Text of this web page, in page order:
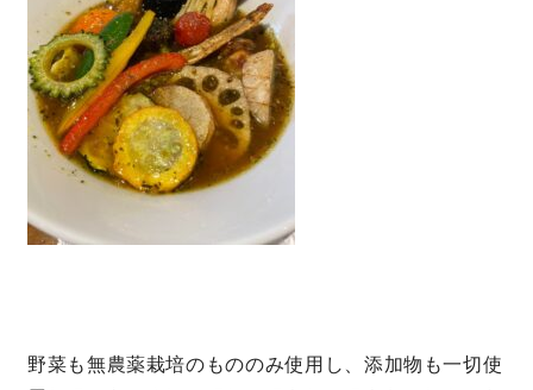
nattokuグループコーポレートサイト
nattoku住宅 10のこだわり
野菜も無農薬栽培のもののみ使用し、添加物も一切使